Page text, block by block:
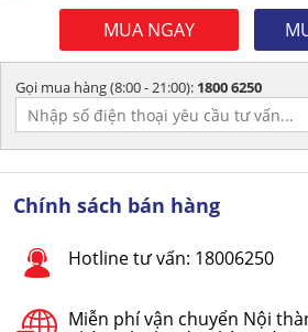
MUA NGAY
Gọi mua hàng (8:00 - 21:00): 1800 6250
Chính sách bán hàng
Hotline tư vấn: 18006250
Miễn phí vận chuyển Nội